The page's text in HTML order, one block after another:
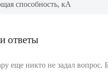
способность, кА
ответы
еще никто не задал вопрос.